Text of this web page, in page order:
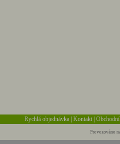
Rychlá objednávka |Kontakt |
Provozováno